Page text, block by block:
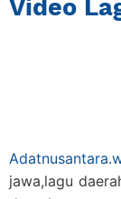
Video
jawa,lagu